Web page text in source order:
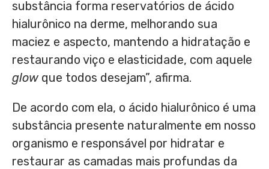
substância forma reservatórios de ácido
hialurônico na derme, melhorando sua
maciez e aspecto, mantendo a hidratação e
restaurando viço e elasticidade, com aquele
glow que todos desejam”, afirma.
De acordo com ela, o ácido hialurônico é uma
substância presente naturalmente em nosso
organismo e responsável por hidratar e
restaurar as camadas mais profundas da